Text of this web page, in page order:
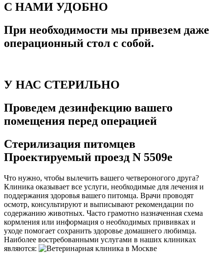
С НАМИ УДОБНО
При необходимости мы привезем даже
операционный стол с собой.
У НАС СТЕРИЛЬНО
Проведем дезинфекцию вашего
помещения перед операцией
Стерилизация питомцев
Проектируемый проезд N 5509е
Что нужно, чтобы вылечить вашего четвероногого друга?
Клиника оказывает все услуги, необходимые для лечения и
поддержания здоровья вашего питомца. Врачи проводят
осмотр, консультируют и выписывают рекомендации по
содержанию животных. Часто грамотно назначенная схема
кормления или информация о необходимых прививках и
уходе помогает сохранить здоровье домашнего любимца.
Наиболее востребованными услугами в наших клиниках
являются: